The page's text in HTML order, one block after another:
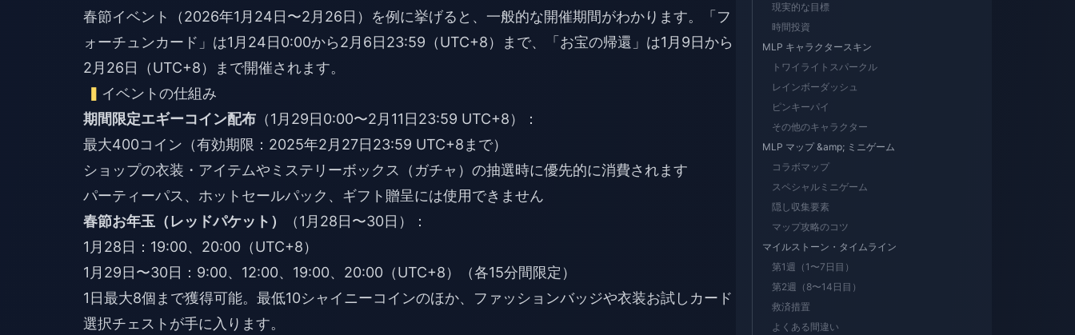
春節イベント（2026年1月24日〜2月26日）を例に挙げると、一般的な開催期間がわかります。「フ
ォーチュンカード」は1月24日0:00から2月6日23:59（UTC+8）まで、「お宝の帰還」は1月9日から
2月26日（UTC+8）まで開催されます。
イベントの仕組み
期間限定エギーコイン配布 （1月29日0:00〜2月11日23:59 UTC+8）：
最大400コイン（有効期限：2025年2月27日23:59 UTC+8まで）
ショップの衣装・アイテムやミステリーボックス（ガチャ）の抽選時に優先的に消費されます
パーティーパス、ホットセールパック、ギフト贈呈には使用できません
春節お年玉（レッドパケット）
（1月28日〜30日）：
1月28日：19:00、20:00（UTC+8）
1月29日〜30日：9:00、12:00、19:00、20:00（UTC+8）（各15分間限定）
1日最大8個まで獲得可能。最低10シャイニーコインのほか、ファッションバッジや衣装お試しカード
選択チェストが手に入ります。
現実的な目標
時間投資
MLP キャラクタースキン
トワイライトスパークル
レインボーダッシュ
ピンキーパイ
その他のキャラクター
MLP マップ &amp; ミニゲーム
コラボマップ
スペシャルミニゲーム
隠し収集要素
マップ攻略のコツ
マイルストーン・タイムライン
第1週（1〜7日目）
第2週（8〜14日目）
救済措置
よくある間違い